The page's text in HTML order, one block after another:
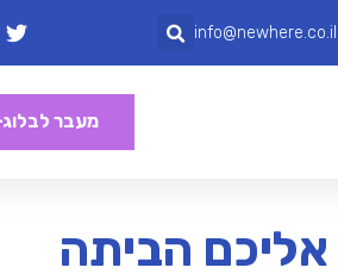
info@newhere.co.il
מעבר לבלוג
אליכם הביתה